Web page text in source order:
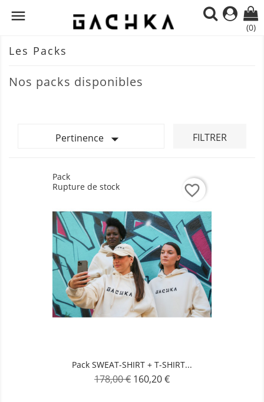

(0)
Les Packs
Nos packs disponibles
Pertinence  FILTRER
Pack
Rupture de stock
favorite_border
Pack SWEAT-SHIRT + T-SHIRT...
Prix
178,00 € Prix
160,20 €